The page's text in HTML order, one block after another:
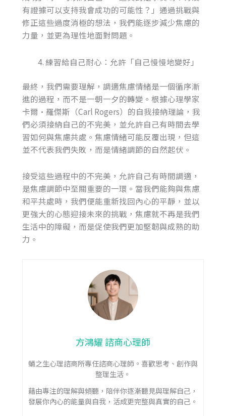
有證據可以支持我會成功的可能性？」通過挑戰與
修正這些過度消極的想法，我們能逐步減少焦慮的
力量，並更為理性地面對問題。
練習給自己耐心：允許「自己慢慢地變好」
最終，我們需要理解，調適焦慮情緒是一個循序漸
進的過程，而不是一朝一夕的轉變。根據心理學家
卡爾·羅傑斯（Carl Rogers）的自我接納理論，我
們必須接納自己的不完美，並允許自己有時間去學
習如何與焦慮共處。焦慮情緒可能反覆出現，但這
並不代表我們失敗，而是情緒調節的自然起伏。
接受這些過程中的不完美，允許自己有時間調適，
是焦慮調節中至關重要的一環。當我們能夠與焦慮
和平共處時，我們便能重新找回內心的平靜，並以
更強大的心態迎接未來的挑戰，焦慮就不再是我們
生活中的障礙，而是促使我們更加堅韌與成熟的助
力。
方鴻耀 諮商心理師
蛹之生心理諮商所專任諮商心理師。喜歡思考、創作與
整理生活。
藉由專注的理解與傾聽，陪伴你逐漸聽見與理解自己，
發展你內心的能量與自我，活成更完整與真實的自己。